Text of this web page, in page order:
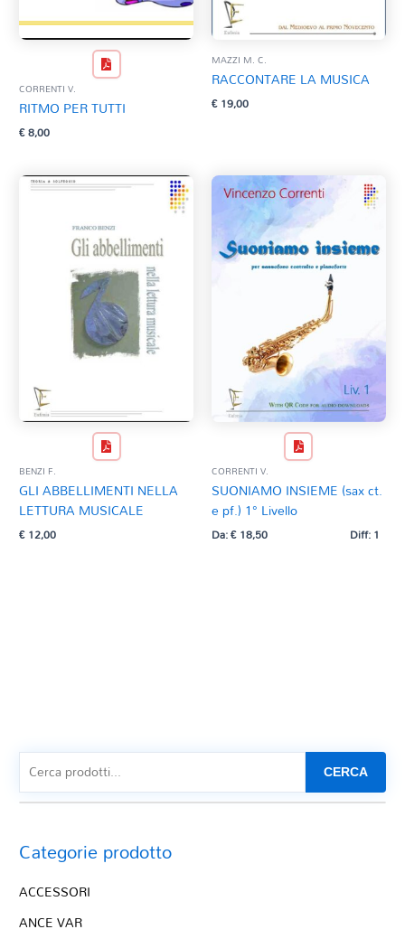
CORRENTI V.
RITMO PER TUTTI
€8,00
MAZZI M. C.
RACCONTARE LA MUSICA
€19,00
BENZI F.
GLI ABBELLIMENTI NELLA
LETTURA MUSICALE
€12,00
CORRENTI V.
SUONIAMO INSIEME (sax ct.
e pf.) 1° Livello
Da:€18,50 Diff: 1
CERCA
Categorie prodotto
ACCESSORI
ANCE VAR